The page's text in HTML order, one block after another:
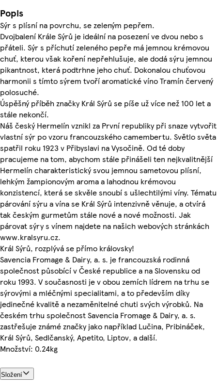
Popis
Sýr s plísní na povrchu, se zeleným pepřem.
Dvojbalení Krále Sýrů je ideální na posezení ve dvou nebo s
přáteli. Sýr s příchutí zeleného pepře má jemnou krémovou
chuť, kterou však koření nepřehlušuje, ale dodá sýru jemnou
pikantnost, která podtrhne jeho chuť. Dokonalou chuťovou
harmonii s tímto sýrem tvoří aromatické víno Tramín červený
polosuché.
Úspěšný příběh značky Král Sýrů se píše už více než 100 let a
stále nekončí.
Náš český Hermelín vznikl za První republiky při snaze vytvořit
vlastní sýr po vzoru francouzského camembertu. Světlo světa
spatřil roku 1923 v Přibyslavi na Vysočině. Od té doby
pracujeme na tom, abychom stále přinášeli ten nejkvalitnější
Hermelín charakteristický svou jemnou sametovou plísní,
lehkým žampionovým aroma a lahodnou krémovou
konzistencí, která se skvěle snoubí s ušlechtilými víny. Tématu
párování sýru a vína se Král Sýrů intenzivně věnuje, a otvírá
tak českým gurmetům stále nové a nové možnosti. Jak
párovat sýry s vínem najdete na našich webových stránkách
www.kralsyru.cz.
Král Sýrů, rozplývá se přímo královsky!
Savencia Fromage & Dairy, a. s. je francouzská rodinná
společnost působící v České republice a na Slovensku od
roku 1993. V současnosti je v obou zemích lídrem na trhu se
sýrovými a mléčnými specialitami, a to především díky
jedinečné kvalitě a nezaměnitelné chuti svých výrobků. Na
českém trhu společnost Savencia Fromage & Dairy, a. s.
zastřešuje známé značky jako například Lučina, Pribináček,
Král Sýrů, Sedlčanský, Apetito, Liptov, a další.
Množství: 0.24kg
Složení